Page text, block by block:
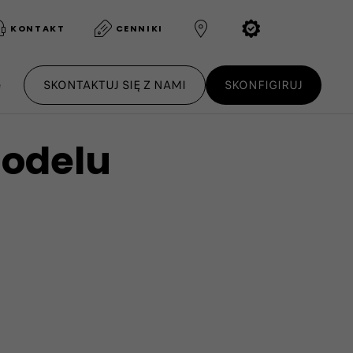
KONTAKT CENNIKI
SKONTAKTUJ SIĘ Z NAMI SKONFIGIRUJ